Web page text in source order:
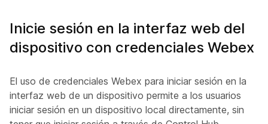
Inicie sesión en la interfaz web del
dispositivo con credenciales Webex
El uso de credenciales Webex para iniciar sesión en la
interfaz web de un dispositivo permite a los usuarios
iniciar sesión en un dispositivo local directamente, sin